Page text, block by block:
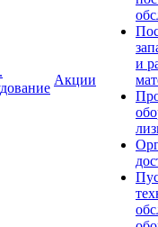
Акции
и